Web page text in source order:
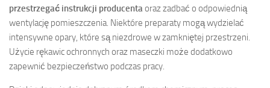
przestrzegać instrukcji producentaoraz zadbać o odpowiednią
wentylację pomieszczenia. Niektóre preparaty mogą wydzielać
intensywne opary, które są niezdrowe w zamkniętej przestrzeni.
Użycie rękawic ochronnych oraz maseczki może dodatkowo
zapewnić bezpieczeństwo podczas pracy.